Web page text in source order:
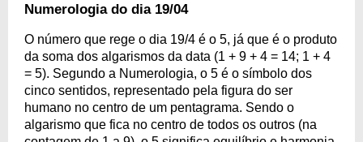
Numerologia do dia 19/04
O número que rege o dia 19/4 é o 5, já que é o produto
da soma dos algarismos da data (1 + 9 + 4 = 14; 1 + 4
= 5). Segundo a Numerologia, o 5 é o símbolo dos
cinco sentidos, representado pela figura do ser
humano no centro de um pentagrama. Sendo o
algarismo que fica no centro de todos os outros (na